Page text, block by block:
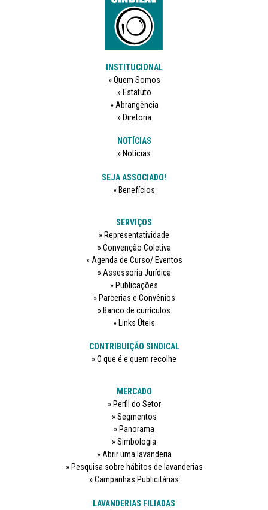
INSTITUCIONAL
Quem Somos
Estatuto
Abrangência
Diretoria
NOTÍCIAS
Notícias
SEJA ASSOCIADO!
Benefícios
SERVIÇOS
Representatividade
Convenção Coletiva
Agenda de Curso/ Eventos
Assessoria Jurídica
Publicações
Parcerias e Convênios
Banco de currículos
Links Úteis
CONTRIBUIÇÃO SINDICAL
O que é e quem recolhe
MERCADO
Perfil do Setor
Segmentos
Panorama
Simbologia
Abrir uma lavanderia
Pesquisa sobre hábitos de lavanderias
Campanhas Publicitárias
LAVANDERIAS FILIADAS